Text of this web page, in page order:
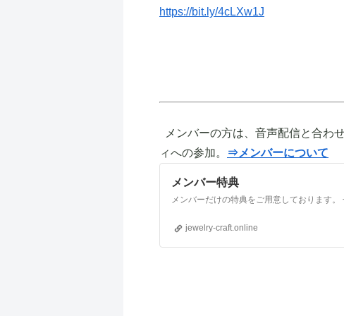
https://bit.ly/4cLXw1J
メンバーの方は、音声配信と合わ
ィへの参加。
⇒メンバーについて
メンバー特典
jewelry-craft.online